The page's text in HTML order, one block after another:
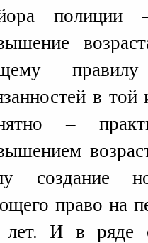
в
–
создание
право на
И в ряде